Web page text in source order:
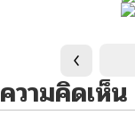
ความคิดเห็น